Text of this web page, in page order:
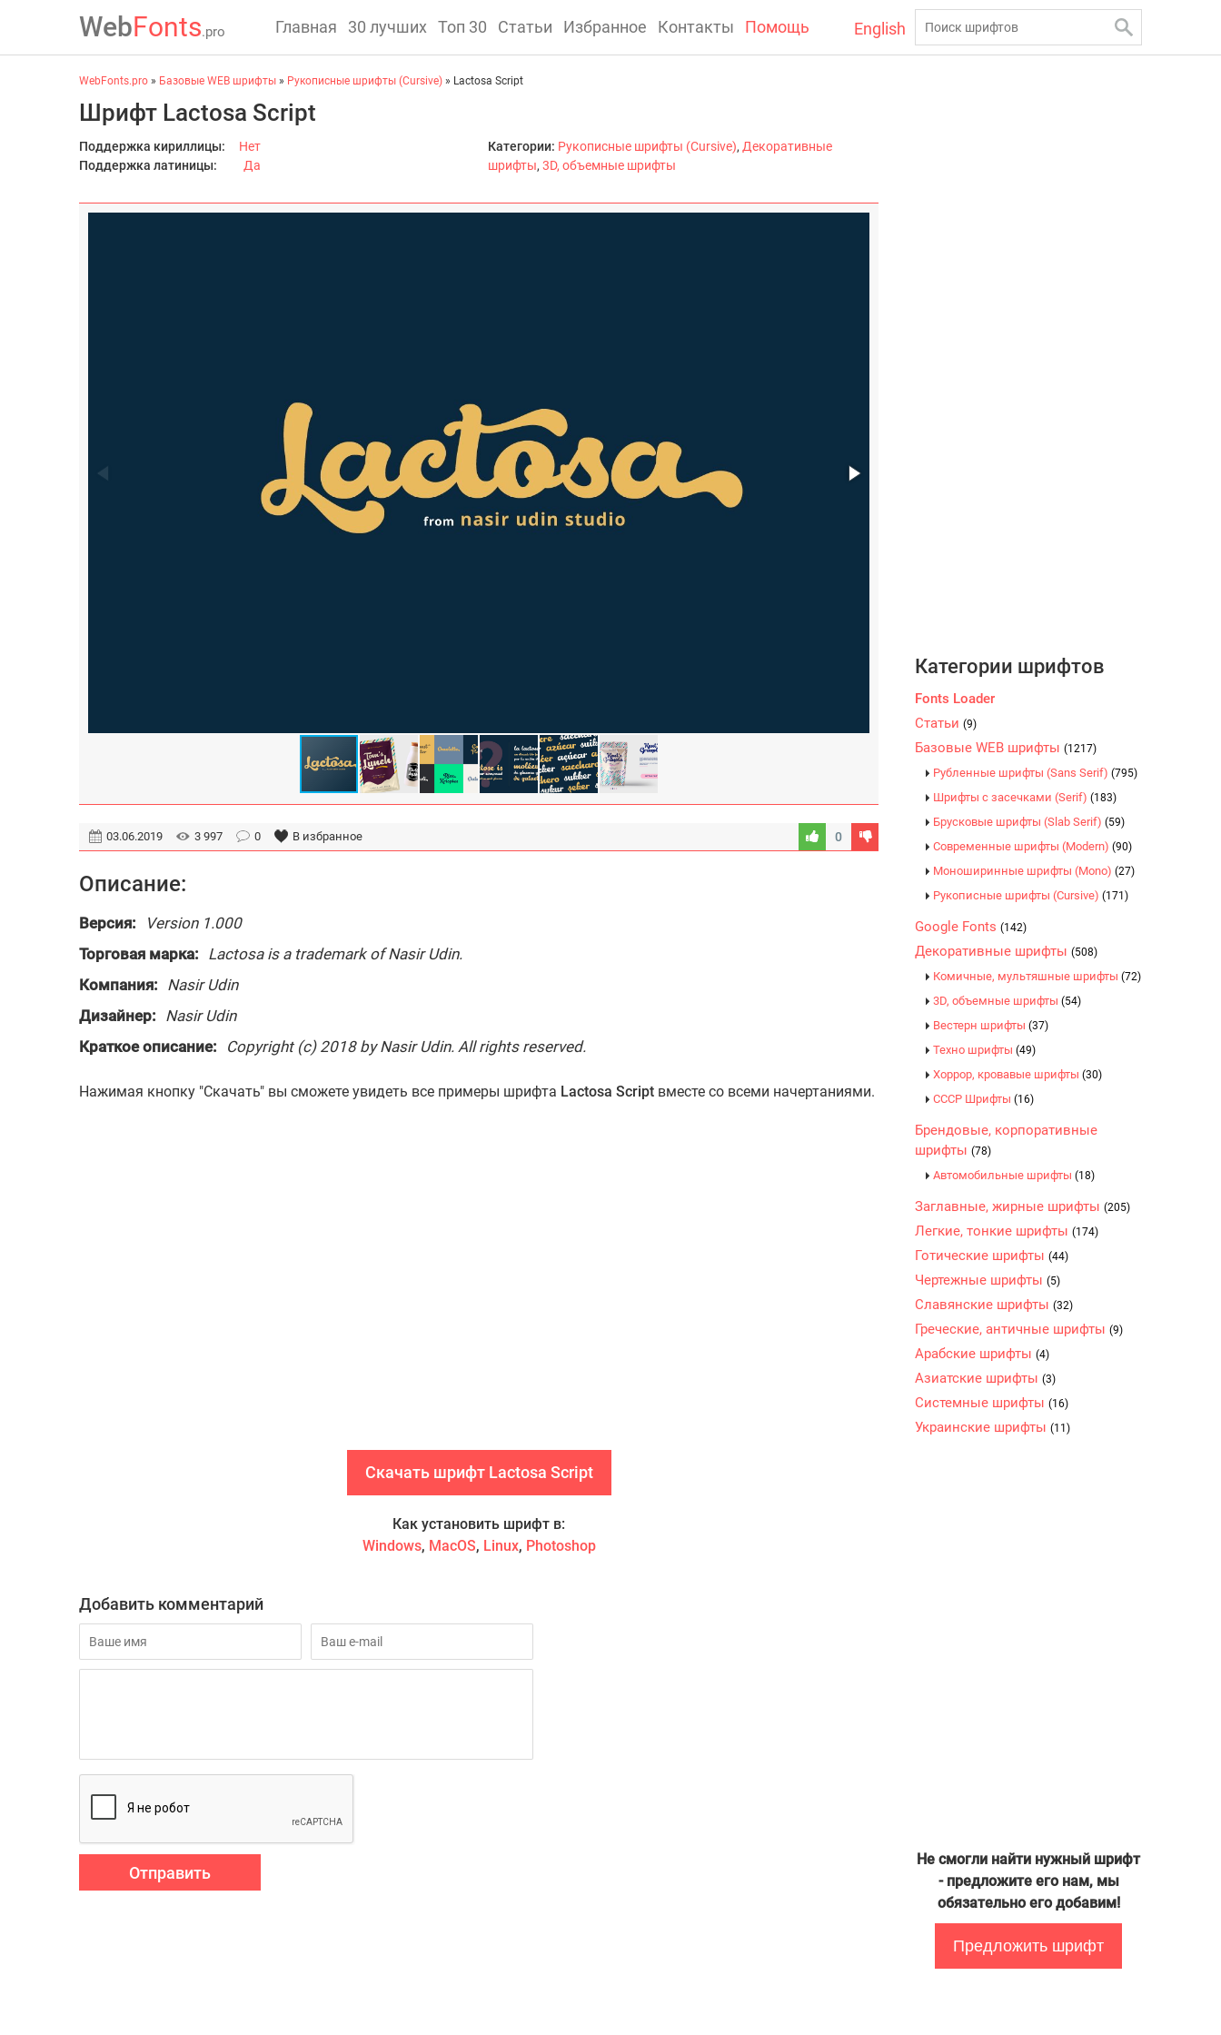
WebFonts.pro Главная 30 лучших Топ 30 Статьи Избранное Контакты Помощь English
WebFonts.pro » Базовые WEB шрифты » Рукописные шрифты (Cursive) » Lactosa Script
Шрифт Lactosa Script
Поддержка кириллицы:
Нет
Поддержка латиницы:
Да
Категории: Рукописные шрифты (Cursive), Декоративные
шрифты, 3D, объемные шрифты
03.06.2019 3 997 0 В избранное 0
Описание:
Версия:
Version 1.000
Торговая марка: Lactosa is a trademark of Nasir Udin.
Компания: Nasir Udin
Дизайнер: Nasir Udin
Краткое описание:
Copyright (c) 2018 by Nasir Udin. All rights reserved.
Нажимая кнопку "Скачать" вы сможете увидеть все примеры шрифта Lactosa Script вместе со всеми начертаниями.
Скачать шрифт Lactosa Script
Как установить шрифт в:
Windows, MacOS, Linux, Photoshop
Добавить комментарий
Отправить
Категории шрифтов
Fonts Loader
Статьи (9)
Базовые WEB шрифты (1217)
Рубленные шрифты (Sans Serif) (795)
Шрифты с засечками (Serif) (183)
Брусковые шрифты (Slab Serif) (59)
Современные шрифты (Modern) (90)
Моноширинные шрифты (Mono) (27)
Рукописные шрифты (Cursive) (171)
Google Fonts (142)
Декоративные шрифты (508)
Комичные, мультяшные шрифты (72)
3D, объемные шрифты (54)
Вестерн шрифты (37)
Техно шрифты (49)
Хоррор, кровавые шрифты (30)
CCCР Шрифты (16)
Брендовые, корпоративные
шрифты (78)
Автомобильные шрифты (18)
Заглавные, жирные шрифты (205)
Легкие, тонкие шрифты (174)
Готические шрифты (44)
Чертежные шрифты (5)
Славянские шрифты (32)
Греческие, античные шрифты (9)
Арабские шрифты (4)
Азиатские шрифты (3)
Системные шрифты (16)
Украинские шрифты (11)
Не смогли найти нужный шрифт
- предложите его нам, мы
обязательно его добавим!
Предложить шрифт